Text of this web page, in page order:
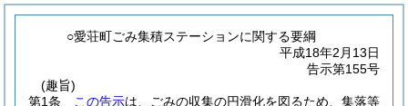
○愛荘町ごみ集積ステーションに関する要綱
平成18年2月13日
告示第155号
(趣旨)
第1条
この告示は、ごみの収集の円滑化を図るため、集落等